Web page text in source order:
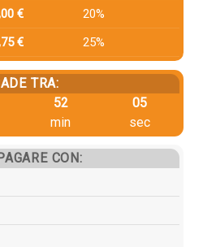
€
20%
€ 25%
TRA:
52
min
04
sec
CON: